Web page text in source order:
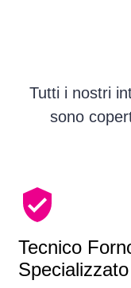
Tutti i nostri
sono
Tecnico
Specializzato